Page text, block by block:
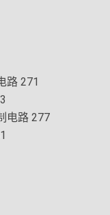
路 271
电路 277